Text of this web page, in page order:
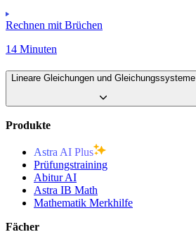
Rechnen mit Brüchen
14 Minuten
Lineare Gleichungen und Gleichungssysteme
Produkte
Astra AI Plus
Prüfungstraining
Abitur AI
Astra IB Math
Mathematik Merkhilfe
Fächer